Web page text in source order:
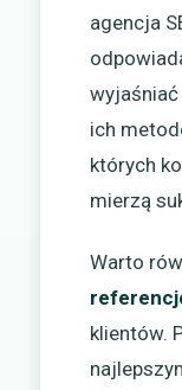
agencja
wyjaśniać
ich
których
mierzą
Warto
klientów.